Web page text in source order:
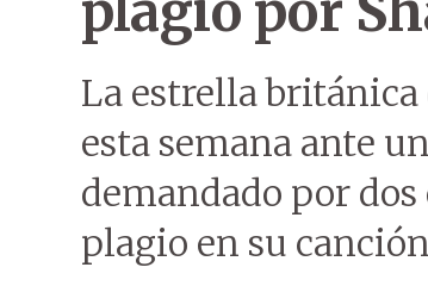
La estrella británica
esta semana ante
demandado por
plagio en su